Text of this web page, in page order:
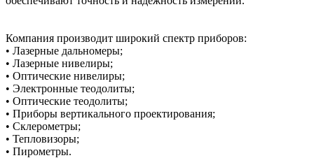
Компания производит широкий спектр приборов:
• Лазерные дальномеры;
• Лазерные нивелиры;
• Оптические нивелиры;
• Электронные теодолиты;
• Оптические теодолиты;
• Приборы вертикального проектирования;
• Склерометры;
• Тепловизоры;
• Пирометры.